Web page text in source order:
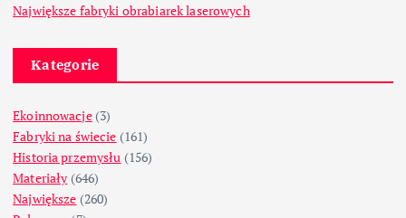
Największe fabryki obrabiarek laserowych
Kategorie
Ekoinnowacje(3)
Fabryki na świecie (161)
Historia przemysłu (156)
Materiały (646)
Największe (260)